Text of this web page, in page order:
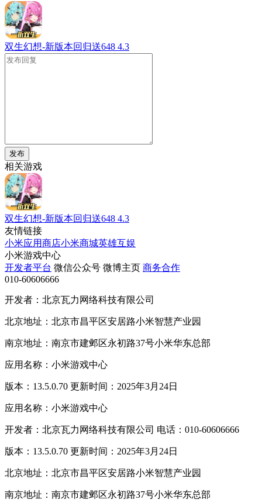
双生幻想-新版本回归送648 4.3
发布
相关游戏
双生幻想-新版本回归送648 4.3
友情链接
小米应用商店小米商城英雄互娱
小米游戏中心
开发者平台 微信公众号 微博主页 商务合作
010-60606666
开发者：北京瓦力网络科技有限公司
北京地址：北京市昌平区安居路小米智慧产业园
南京地址：南京市建邺区永初路37号小米华东总部
应用名称：小米游戏中心
版本：13.5.0.70 更新时间：2025年3月24日
应用名称：小米游戏中心
开发者：北京瓦力网络科技有限公司 电话：010-60606666
版本：13.5.0.70 更新时间：2025年3月24日
北京地址：北京市昌平区安居路小米智慧产业园
南京地址：南京市建邺区永初路37号小米华东总部